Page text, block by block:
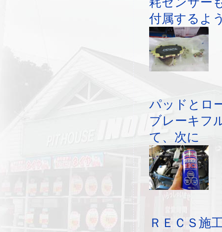
付属するよ
パッドとロ
ブレーキフ
て、次に
ＲＥＣＳ施